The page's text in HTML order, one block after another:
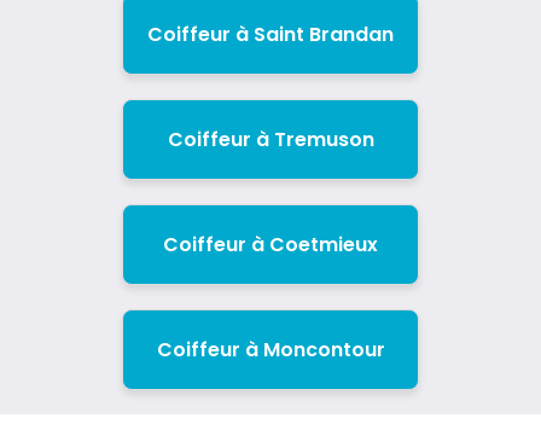
Coiffeur à Saint Brandan
Coiffeur à Tremuson
Coiffeur à Coetmieux
Coiffeur à Moncontour